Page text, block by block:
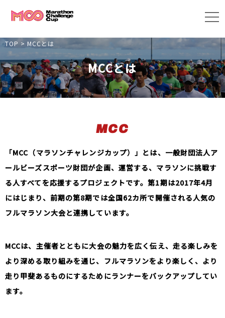
TOP> MCCとは
MCCとは
MCC
「MCC（マラソンチャレンジカップ）」とは、一般財団法人ア
ールビーズスポーツ財団が企画、運営する、マラソンに挑戦す
る人すべてを応援するプロジェクトです。第1期は2017年4月
にはじまり、前期の第8期では全国62カ所で開催される人気の
フルマラソン大会と連携しています。
MCCは、主催者とともに大会の魅力を広く伝え、走る楽しみを
より深める取り組みを通じ、フルマラソンをより楽しく、より
走り甲斐あるものにするためにランナーをバックアップしてい
ます。